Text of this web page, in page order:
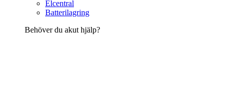
Elcentral
Batterilagring
Behöver du akut hjälp?